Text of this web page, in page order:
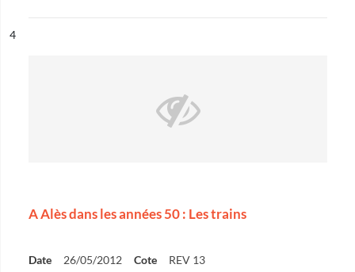
n°
4
A Alès dans les années 50 : Les trains
Date 26/05/2012 Cote REV 13